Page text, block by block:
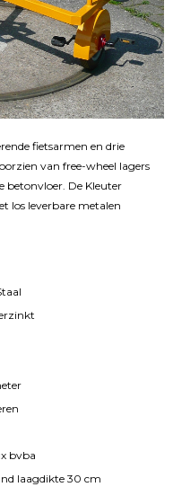
fietsarmen en drie
van free-wheel lagers
betonvloer. De Kleuter
los leverbare metalen
bvba
laagdikte 30 cm